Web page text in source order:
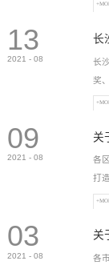
13
2021 - 08
长
长
奖
）
09
2021 - 08
各
打
高
03
2021 - 08
各